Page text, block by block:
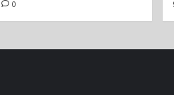
0